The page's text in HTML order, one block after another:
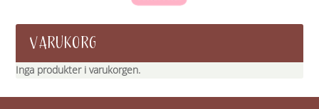
VARUKORG
Inga produkter i varukorgen.